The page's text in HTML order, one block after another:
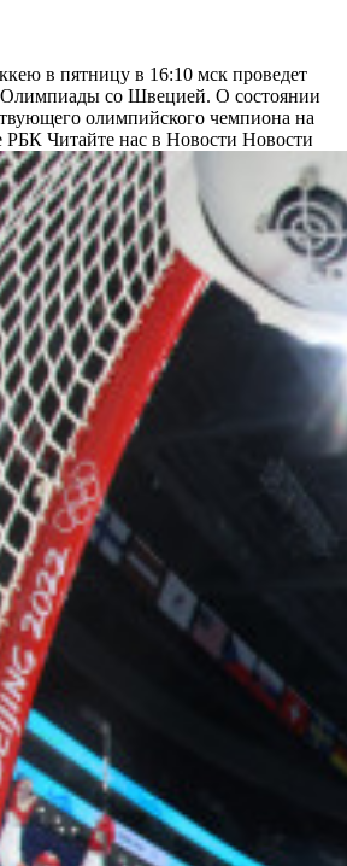
в пятницу в 16:10 мск проведет
со Швецией. О состоянии
олимпийского чемпиона на
РБК Читайте нас в Новости Новости